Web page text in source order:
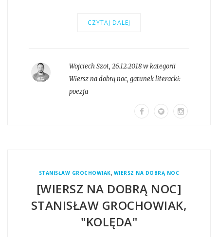
CZYTAJ DALEJ
Wojciech Szot, 26.12.2018 w kategorii
Wiersz na dobrą noc, gatunek literacki:
poezja
STANISŁAW GROCHOWIAK, WIERSZ NA DOBRĄ NOC
[WIERSZ NA DOBRĄ NOC]
STANISŁAW GROCHOWIAK,
"KOLĘDA"